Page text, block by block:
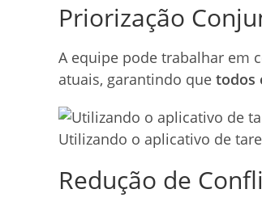
Priorização
A equipe pode trabalhar em
atuais, garantindo que todos
Utilizando o aplicativo de
Redução de